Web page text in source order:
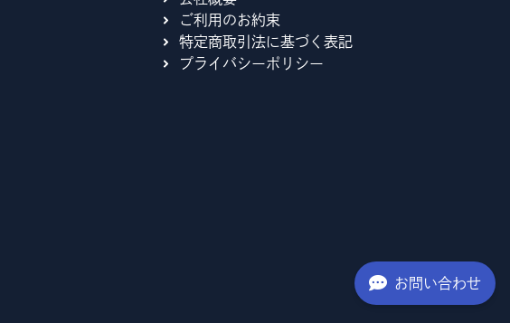
ご利用のお約束
特定商取引法に基づく表記
プライバシーポリシー
お問い合わせ